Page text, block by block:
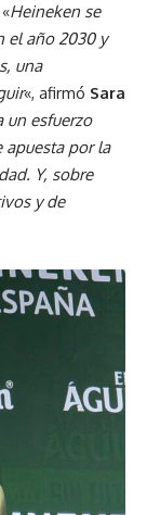
Heineken se
el año 2030 y
una
«, afirmó Sara
un esfuerzo
apuesta por la
Y, sobre
y de